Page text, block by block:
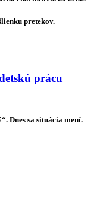
pretekov.
prácu
Dnes sa situácia mení.